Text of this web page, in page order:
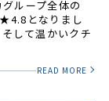
ループ全体の
となりまし
して温かいクチ
READ MORE